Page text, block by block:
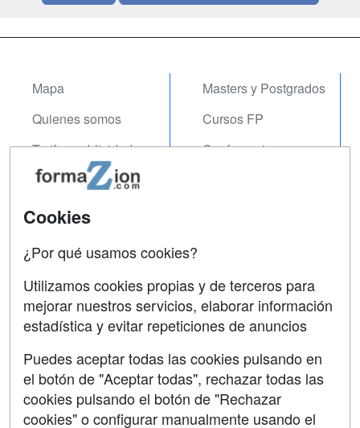
Mapa
Quienes somos
Tarifas publicidad
Acceso Usuarios
Acceso Centros
Masters y Postgrados
Cursos FP
Conferencias
Contactar
Confidencialidad
Aviso legal
Copyleft
Cookies
¿Por qué usamos cookies?
Utilizamos cookies propias y de terceros para
mejorar nuestros servicios, elaborar información
estadística y evitar repeticiones de anuncios
Puedes aceptar todas las cookies pulsando en
el botón de "Aceptar todas", rechazar todas las
cookies pulsando el botón de "Rechazar
cookies" o configurar manualmente usando el